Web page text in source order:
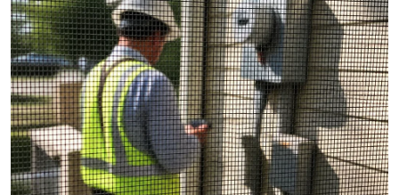
Selangor KL
Olympia perkukuh kerjasama
strategik, perluas impak
kepada komuniti
Selangor KL
'Derma darah menyelamat
nyawa, jadikan budaya hidup'